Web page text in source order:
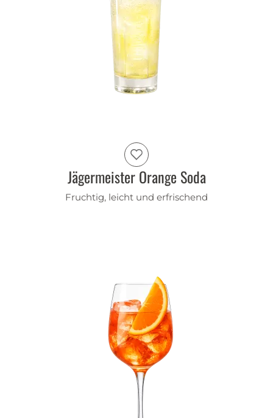
Jägermeister Orange Soda
Fruchtig, leicht und erfrischend